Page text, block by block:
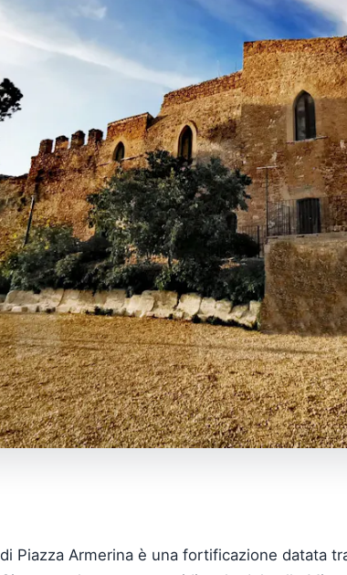
Piazza Armerina è una fortificazione datata